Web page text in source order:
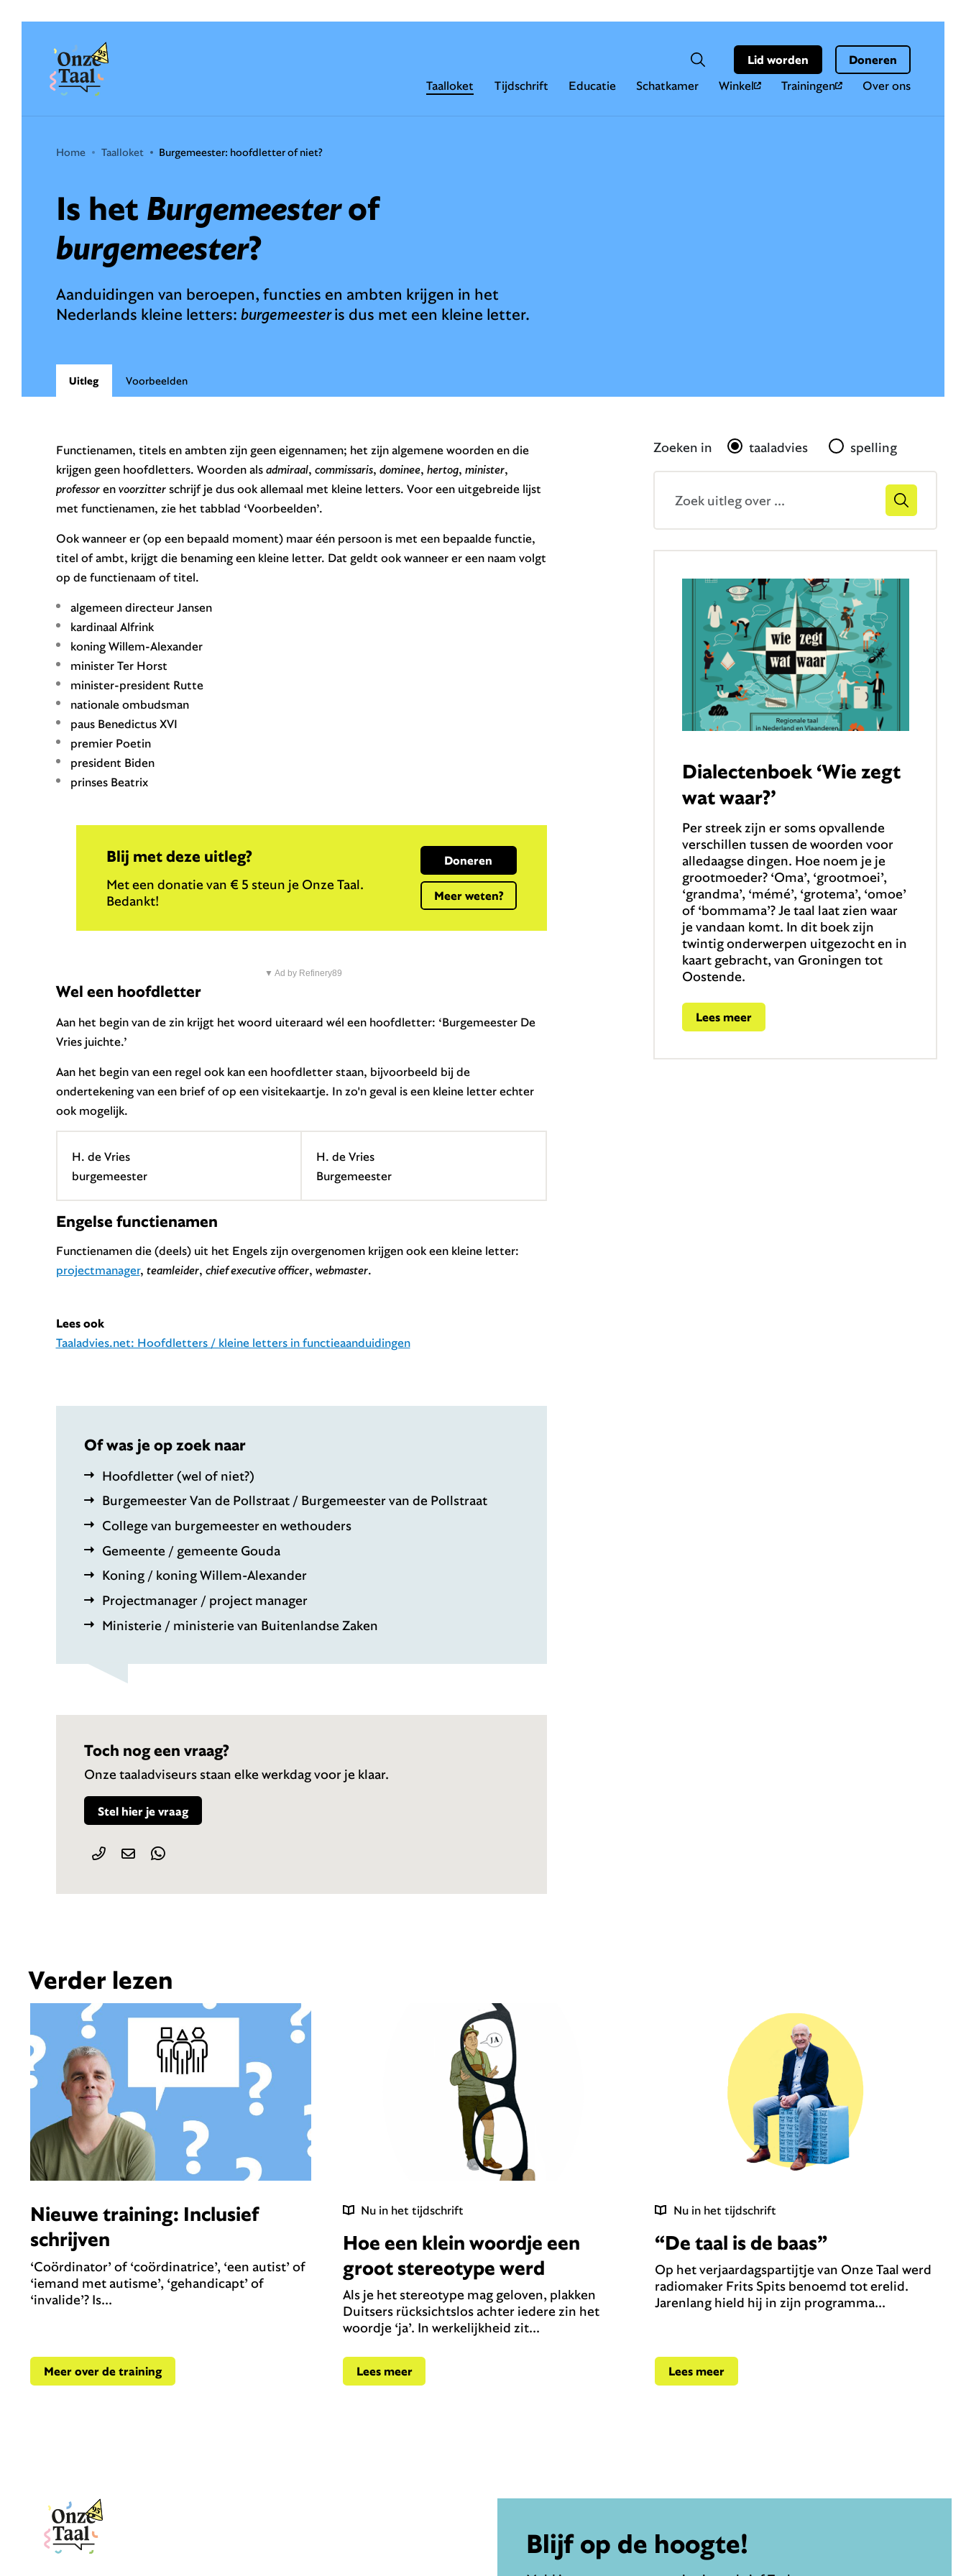
Onze Taal
Taalloket Tijdschrift Educatie Schatkamer Winkel Trainingen Over ons
Zoeken
ZoekveldLid worden Doneren
Home Taalloket Burgemeester: hoofdletter of niet?
Is het Burgemeesterof
burgemeester?
Aanduidingen van beroepen, functies en ambten krijgen in het
Nederlands kleine letters: burgemeesteris dus met een kleine letter.
Uitleg Voorbeelden
Functienamen, titels en ambten zijn geen eigennamen; het zijn algemene woorden en die
krijgen geen hoofdletters. Woorden alsadmiraal, commissaris, dominee, hertog, minister,
professorenvoorzitterschrijf je dus ook allemaal met kleine letters. Voor een uitgebreide lijst
met functienamen, zie het tabblad ‘Voorbeelden’.
Ook wanneer er (op een bepaald moment) maar één persoon is met een bepaalde functie,
titel of ambt, krijgt die benaming een kleine letter. Dat geldt ook wanneer er een naam volgt
op de functienaam of titel.
algemeen directeur Jansen
kardinaal Alfrink
koning Willem-Alexander
minister Ter Horst
minister-president Rutte
nationale ombudsman
paus Benedictus XVI
premier Poetin
president Biden
prinses Beatrix
Blij met deze uitleg?
Met een donatie van € 5 steun je Onze Taal.
Bedankt!
Doneren
Meer weten?
▼ Ad by Refinery89
Wel een hoofdletter
Aan het begin van de zin krijgt het woord uiteraard wél een hoofdletter: ‘Burgemeester De
Vries juichte.’
Aan het begin van een regel ook kan een hoofdletter staan, bijvoorbeeld bij de
ondertekening van een brief of op een visitekaartje. In zo'n geval is een kleine letter echter
ook mogelijk.
H. de Vries
burgemeester
H. de Vries
Burgemeester
Engelse functienamen
Functienamen die (deels) uit het Engels zijn overgenomen krijgen ook een kleine letter:
projectmanager, teamleider, chief executive officer, webmaster.
Lees ook
Taaladvies.net: Hoofdletters / kleine letters in functieaanduidingen
Of was je op zoek naar
Hoofdletter (wel of niet?)
Burgemeester Van de Pollstraat / Burgemeester van de Pollstraat
College van burgemeester en wethouders
Gemeente / gemeente Gouda
Koning / koning Willem-Alexander
Projectmanager / project manager
Ministerie / ministerie van Buitenlandse Zaken
Toch nog een vraag?
Onze taaladviseurs staan elke werkdag voor je klaar.
Stel hier je vraag
Gerelateerd
Zoeken in taaladvies spelling
Zoekveld
Zoek
Dialectenboek ‘Wie zegt
wat waar?’
Per streek zijn er soms opvallende
verschillen tussen de woorden voor
alledaagse dingen. Hoe noem je je
grootmoeder? ‘Oma’, ‘grootmoei’,
‘grandma’, ‘mémé’, ‘grotema’, ‘omoe’
of ‘bommama’? Je taal laat zien waar
je vandaan komt. In dit boek zijn
twintig onderwerpen uitgezocht en in
kaart gebracht, van Groningen tot
Oostende.
Lees meer
Verder lezen
Nieuwe training: Inclusief
schrijven
‘Coördinator’ of ‘coördinatrice’, ‘een autist’ of
‘iemand met autisme’, ‘gehandicapt’ of
‘invalide’? Is...
Meer over de training
Nu in het tijdschrift
Hoe een klein woordje een
groot stereotype werd
Als je het stereotype mag geloven, plakken
Duitsers rücksichtslos achter iedere zin het
woordje ‘ja’. In werkelijkheid zit...
Lees meer
Nu in het tijdschrift
“De taal is de baas”
Op het verjaardagspartijtje van Onze Taal werd
radiomaker Frits Spits benoemd tot erelid.
Jarenlang hield hij in zijn programma...
Lees meer
Blijf op de hoogte!